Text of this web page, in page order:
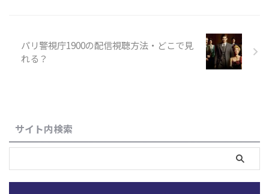
パリ警視庁1900の配信視聴方法・どこで見
れる？
サイト内検索